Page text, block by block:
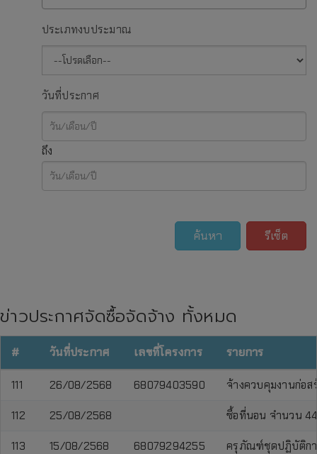
ประเภทงบประมาณ
วันที่ประกาศ
ถึง
ค้นหา รีเซ็ต
ข่าวประกาศจัดซื้อจัดจ้าง ทั้งหมด
# วันที่ประกาศ เลขที่โครงการ รายการ
111 26/08/2568 68079403590 จ้างควบคุมงานก่อส
112 25/08/2568 ซื้อที่นอน จำนวน
113 15/08/2568 68079294255 ครุภัณฑ์ชุดปฏิบัติกา